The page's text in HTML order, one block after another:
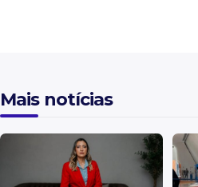
Mais notícias